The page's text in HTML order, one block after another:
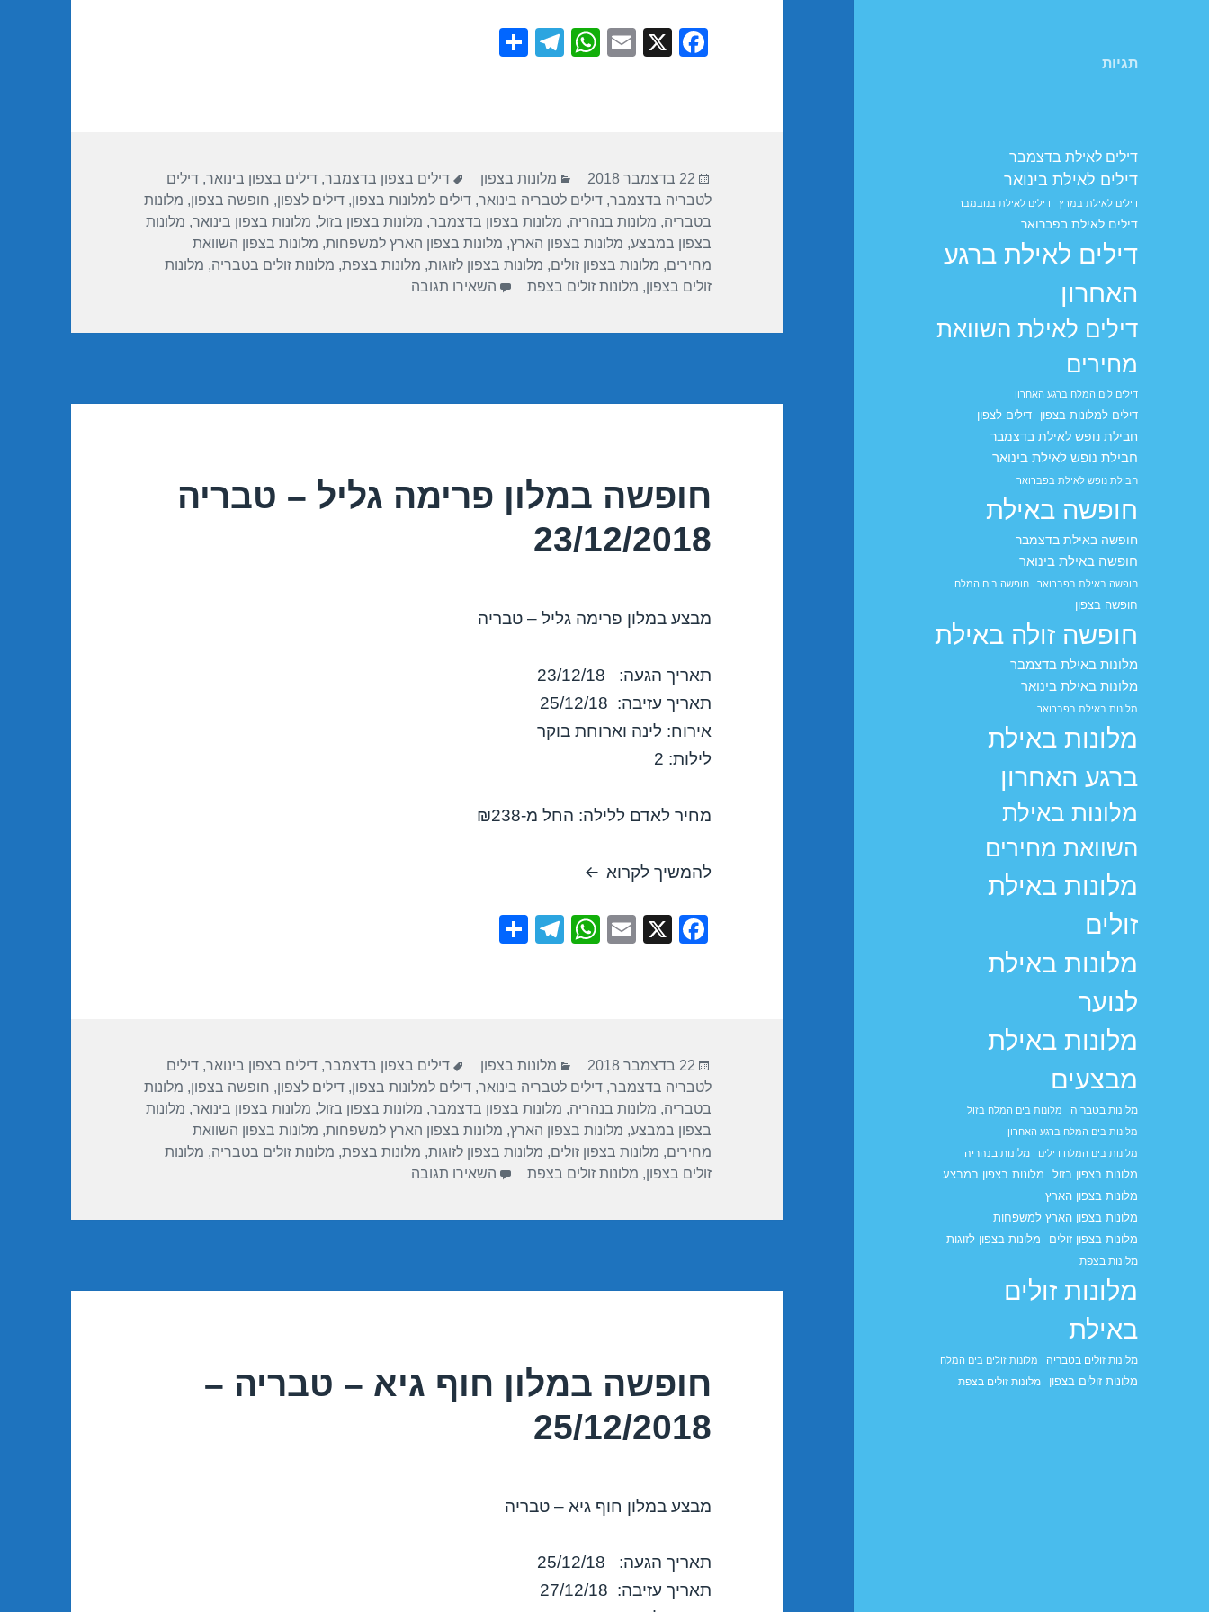
תגיות
דילים לאילת בדצמבר
דילים לאילת בינואר
דילים לאילת במרץ דילים לאילת בנובמבר
דילים לאילת בפברואר
דילים לאילת ברגע
האחרון
דילים לאילת השוואת
מחירים
דילים לים המלח ברגע האחרון
דילים למלונות בצפון דילים לצפון
חבילת נופש לאילת בדצמבר
חבילת נופש לאילת בינואר
חבילת נופש לאילת בפברואר
חופשה באילת
חופשה באילת בדצמבר
חופשה באילת בינואר
חופשה באילת בפברואר חופשה בים המלח
חופשה בצפון
חופשה זולה באילת
מלונות באילת בדצמבר
מלונות באילת בינואר
מלונות באילת בפברואר
מלונות באילת
ברגע האחרון
מלונות באילת
השוואת מחירים
מלונות באילת
זולים
מלונות באילת
לנוער
מלונות באילת
מבצעים
מלונות בטבריה
מלונות בים המלח בזול
מלונות בים המלח ברגע האחרון
מלונות בים המלח דילים
מלונות בנהריה
מלונות בצפון בזול
מלונות בצפון במבצע
מלונות בצפון הארץ
מלונות בצפון הארץ למשפחות
מלונות בצפון זולים
מלונות בצפון לזוגות
מלונות בצפת
מלונות זולים
באילת
מלונות זולים בטבריה מלונות זולים בים המלח
מלונות זולים בצפון מלונות זולים בצפת
F
o
o
k
X
E
W
p
p
T
m
פורסם
בתאריך
22 בדצמבר 2018 קטגוריות
מלונות בצפון תגיות
דילים בצפון בדצמבר,דילים בצפון בינואר,דילים
לטבריה בדצמבר,דילים לטבריה בינואר,דילים למלונות בצפון,דילים לצפון, חופשה בצפון, מלונות
בטבריה, מלונות בנהריה, מלונות בצפון בדצמבר, מלונות בצפון בזול, מלונות בצפון בינואר, מלונות
בצפון במבצע, מלונות בצפון הארץ, מלונות בצפון הארץ למשפחות, מלונות בצפון השוואת
מחירים, מלונות בצפון זולים, מלונות בצפון לזוגות, מלונות בצפת, מלונות זולים בטבריה, מלונות
זולים בצפון, מלונות זולים בצפת השאירו תגובה
חופשה במלון פרימה גליל – טבריה
23/12/2018
מבצע במלון פרימה גליל – טבריה
תאריך הגעה: 23/12/18
תאריך עזיבה: 25/12/18
אירוח: לינה וארוחת בוקר
לילות: 2
מחיר לאדם ללילה: החל מ-₪238
להמשיך לקרוא חופשה במלון פרימה גליל – טבריה 23/12/2018
F
o
o
k
X
E
W
p
p
T
m
פורסם
בתאריך
22 בדצמבר 2018 קטגוריות
מלונות בצפון תגיות
דילים בצפון בדצמבר,דילים בצפון בינואר,דילים
לטבריה בדצמבר,דילים לטבריה בינואר,דילים למלונות בצפון,דילים לצפון, חופשה בצפון, מלונות
בטבריה, מלונות בנהריה, מלונות בצפון בדצמבר, מלונות בצפון בזול, מלונות בצפון בינואר, מלונות
בצפון במבצע, מלונות בצפון הארץ, מלונות בצפון הארץ למשפחות, מלונות בצפון השוואת
מחירים, מלונות בצפון זולים, מלונות בצפון לזוגות, מלונות בצפת, מלונות זולים בטבריה, מלונות
זולים בצפון, מלונות זולים בצפת השאירו תגובה
חופשה במלון חוף גיא – טבריה –
25/12/2018
מבצע במלון חוף גיא – טבריה
תאריך הגעה: 25/12/18
תאריך עזיבה: 27/12/18